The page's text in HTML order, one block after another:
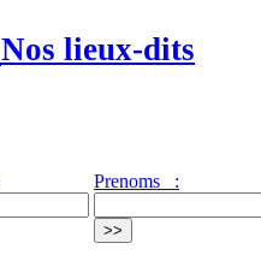
Nos lieux-dits
Prenoms :